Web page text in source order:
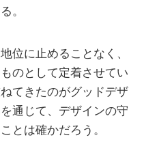
。
位に止めることなく、
のとして定着させてい
てきたのがグッドデザ
通じて、デザインの守
とは確かだろう。